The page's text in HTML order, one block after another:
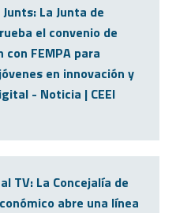
La Junta de
el convenio de
con FEMPA para
en innovación y
- Noticia | CEEI
TV: La Concejalía de
abre una línea